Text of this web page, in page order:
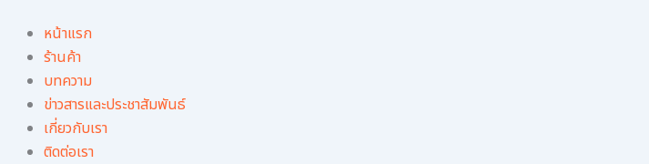
หน้าแรก
ร้านค้า
บทความ
ข่าวสารและประชาสัมพันธ์
เกี่ยวกับเรา
ติดต่อเรา